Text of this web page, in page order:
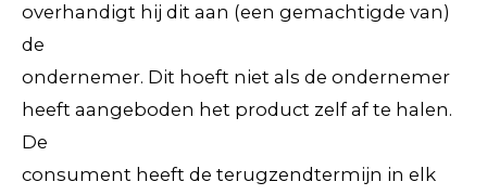
overhandigt hij dit aan (een gemachtigde van)
de
ondernemer. Dit hoeft niet als de ondernemer
heeft aangeboden het product zelf af te halen.
De
consument heeft de terugzendtermijn in elk